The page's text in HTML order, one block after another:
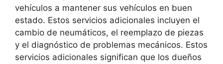
vehículos a mantener sus vehículos en buen
estado. Estos servicios adicionales incluyen el
cambio de neumáticos, el reemplazo de piezas
y el diagnóstico de problemas mecánicos. Estos
servicios adicionales significan que los dueños